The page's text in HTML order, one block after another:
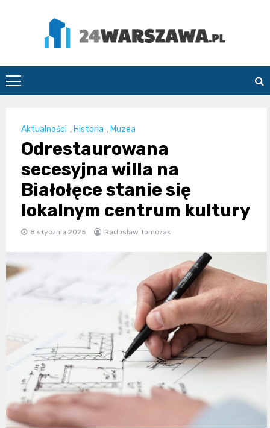
24Warszawa.pl
Aktualności , Historia , Muzea
Odrestaurowana
secesyjna willa na
Białołęce stanie się
lokalnym centrum kultury
8 stycznia 2025 Radosław Tomczak